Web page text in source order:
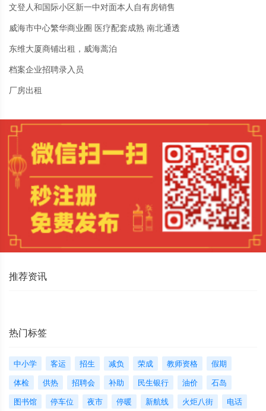
文登人和国际小区新一中对面本人自有房销售
威海市中心繁华商业圈 医疗配套成熟 南北通透
东维大厦商铺出租，威海蒿泊
档案企业招聘录入员
厂房出租
推荐资讯
热门标签
中小学 客运 招生 减负 荣成 教师资格
假期
体检
供热 招聘会 补助 民生银行 油价
石岛
图书馆
停车位 夜市 停暖 新航线 火炬八街 电话